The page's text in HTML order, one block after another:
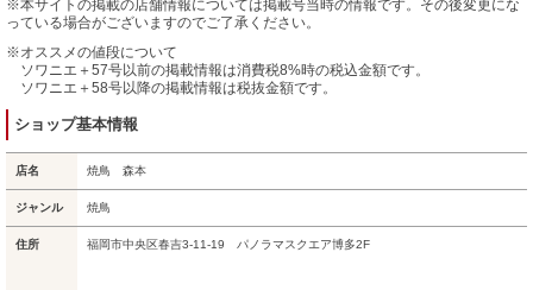
※本サイトの掲載の店舗情報については掲載号当時の情報です。その後変更にな
っている場合がございますのでご了承ください。
※オススメの値段について
ソワニエ＋57号以前の掲載情報は消費税8%時の税込金額です。
ソワニエ＋58号以降の掲載情報は税抜金額です。
ショップ基本情報
店名 焼鳥 森本
ジャンル 焼鳥
住所 福岡市中央区春吉3-11-19 パノラマスクエア博多2F